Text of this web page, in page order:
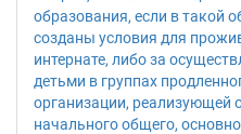
образования, если в такой
созданы условия для
интернате, либо за
детьми в группах
организации, реализующей
начального общего,